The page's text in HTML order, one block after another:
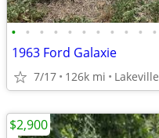
• • • • • • • • • • •
1963 Ford Galaxie
7/17 126k mi Lakeville
$2,900